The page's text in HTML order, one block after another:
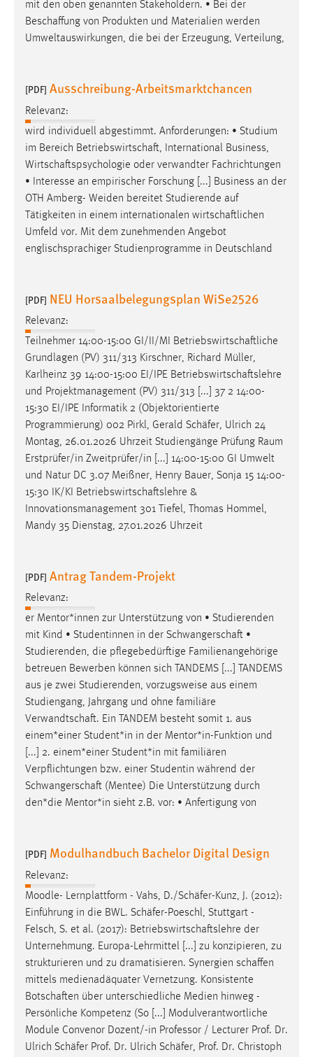
mit den oben genannten Stakeholdern. • Bei der
Beschaffung von Produkten und Materialien werden
Umweltauswirkungen, die bei der Erzeugung, Verteilung,
[PDF] Ausschreibung-Arbeitsmarktchancen
Relevanz:
wird individuell abgestimmt. Anforderungen: • Studium
im Bereich Betriebswirtschaft, International Business,
Wirtschaftspsychologie oder verwandter Fachrichtungen
• Interesse an empirischer Forschung [...] Business an der
OTH Amberg- Weiden bereitet Studierende auf
Tätigkeiten in einem internationalen wirtschaftlichen
Umfeld vor. Mit dem zunehmenden Angebot
englischsprachiger Studienprogramme in Deutschland
[PDF] NEU Horsaalbelegungsplan WiSe2526
Relevanz:
Teilnehmer 14:00-15:00 GI/II/MI
Betriebswirtschaftliche
Grundlagen (PV) 311/313 Kirschner, Richard Müller,
Karlheinz 39 14:00-15:00 EI/IPE Betriebswirtschaftslehre
und Projektmanagement (PV) 311/313 [...] 37 2 14:00-
15:30 EI/IPE Informatik 2 (Objektorientierte
Programmierung) 002 Pirkl, Gerald Schäfer, Ulrich 24
Montag, 26.01.2026 Uhrzeit Studiengänge Prüfung Raum
Erstprüfer/in Zweitprüfer/in [...] 14:00-15:00 GI Umwelt
und Natur DC 3.07 Meißner, Henry Bauer, Sonja 15 14:00-
15:30 IK/KI
Betriebswirtschaftslehre &
Innovationsmanagement 301 Tiefel, Thomas Hommel,
Mandy 35 Dienstag, 27.01.2026 Uhrzeit
[PDF] Antrag Tandem-Projekt
Relevanz:
er Mentor*innen zur Unterstützung von • Studierenden
mit Kind • Studentinnen in der Schwangerschaft •
Studierenden, die pflegebedürftige Familienangehörige
betreuen Bewerben können sich TANDEMS [...] TANDEMS
aus je zwei Studierenden, vorzugsweise aus einem
Studiengang, Jahrgang und ohne familiäre
Verwandtschaft. Ein TANDEM besteht somit 1. aus
einem*einer Student*in in der Mentor*in-Funktion und
[...] 2. einem*einer Student*in mit familiären
Verpflichtungen bzw. einer Studentin während der
Schwangerschaft (Mentee) Die Unterstützung durch
den*die Mentor*in sieht z.B. vor: • Anfertigung von
[PDF] Modulhandbuch Bachelor Digital Design
Relevanz:
Moodle- Lernplattform - Vahs, D./Schäfer-Kunz, J. (2012):
Einführung in die BWL. Schäfer-Poeschl, Stuttgart -
Felsch, S. et al. (2017): Betriebswirtschaftslehre der
Unternehmung. Europa-Lehrmittel [...] zu konzipieren, zu
strukturieren und zu dramatisieren. Synergien schaffen
mittels medienadäquater Vernetzung. Konsistente
Botschaften über unterschiedliche Medien hinweg -
Persönliche Kompetenz (So [...] Modulverantwortliche
Module Convenor Dozent/-in Professor / Lecturer Prof. Dr.
Ulrich Schäfer Prof. Dr. Ulrich Schäfer, Prof. Dr. Christoph